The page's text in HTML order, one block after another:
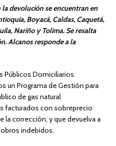
devolución se encuentran en
Boyacá, Caldas, Caquetá,
Nariño y Tolima. Se resalta
Alcanos responde a la
Públicos Domiciliarios
un Programa de Gestión para
de gas natural
facturados con sobreprecio
la corrección, y que devuelva a
indebidos.